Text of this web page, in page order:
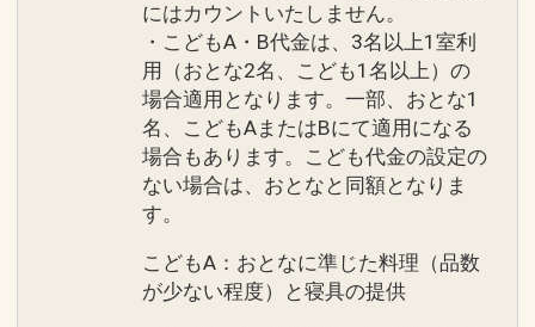
にはカウントいたしません。
・こどもA・B代金は、3名以上1室利
用（おとな2名、こども1名以上）の
場合適用となります。一部、おとな1
名、こどもAまたはBにて適用になる
場合もあります。こども代金の設定の
ない場合は、おとなと同額となりま
す。
こどもA：おとなに準じた料理（品数
が少ない程度）と寝具の提供